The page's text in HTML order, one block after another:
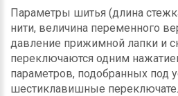
Параметры шитья (длина
нити, величина переменного
давление прижимной лапки и
переключаются одним
параметров, подобранных под
шестиклавишные